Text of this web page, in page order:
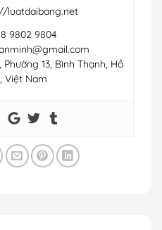
luatdaibang.net
9802 9804
13, Bình Thạnh, Hồ
Việt Nam